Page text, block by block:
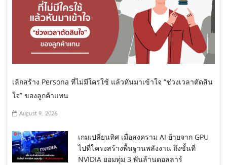
เลิกสร้าง Persona ที่ไม่มีใครใช้ แล้วหันมาเข้าใจ “ช่วงเวลาตัดสิน
ใจ” ของลูกค้าแทน
August 9, 2026
เกมเปลี่ยนทิศ เมื่อสงคราม AI ย้ายจาก GPU
ไปที่โครงสร้างพื้นฐานพลังงาน ถึงขั้นที่
NVIDIA ยอมทุ่ม 3 พันล้านดอลลาร์